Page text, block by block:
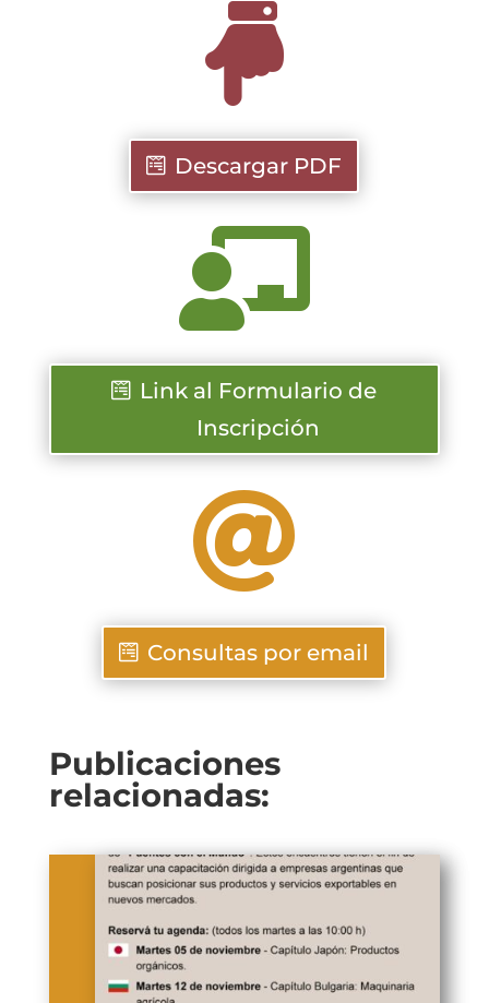

Descargar PDF

Link al Formulario de
Inscripción

Consultas por email
Publicaciones
relacionadas: